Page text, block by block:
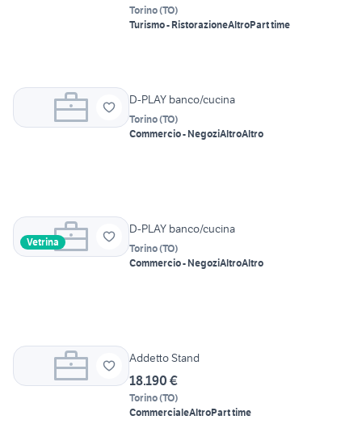
Torino(TO)
Turismo - RistorazioneAltroPart time
D-PLAY banco/cucina
Torino(TO)
Commercio - NegoziAltroAltro
Vetrina
D-PLAY banco/cucina
Torino(TO)
Commercio - NegoziAltroAltro
Addetto Stand
18.190 €
Torino(TO)
CommercialeAltroPart time